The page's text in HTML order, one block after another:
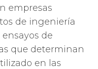
empresas
de ingeniería
de
que determinan
en las